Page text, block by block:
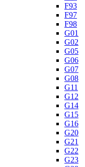
F93
F97
F98
G01
G02
G05
G06
G07
G08
G11
G12
G14
G15
G16
G20
G21
G22
G23